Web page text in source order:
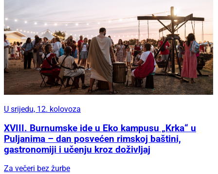
U srijedu, 12. kolovoza
XVIII. Burnumske ide u Eko kampusu „Krka“ u
Puljanima – dan posvećen rimskoj baštini,
gastronomiji i učenju kroz doživljaj
Za večeri bez žurbe